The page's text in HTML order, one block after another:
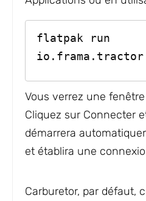
flatpak run
Vous verrez une
Cliquez sur Connecter
démarrera
et établira une
Carburetor, par défaut,